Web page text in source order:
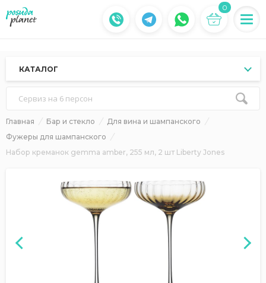
0
КАТАЛОГ
Сервиз на 6 персон
Главная Бар и стекло
Для вина и шампанского
Фужеры для шампанского
Набор креманок gemma amber, 255 мл, 2 шт Liberty Jones